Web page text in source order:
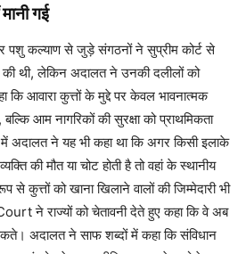
गई
पशु कल्याण से जुड़े संगठनों ने सुप्रीम कोर्ट से
की थी, लेकिन अदालत ने उनकी दलीलों को
कि आवारा कुत्तों के मुद्दे पर केवल भावनात्मक
बल्कि आम नागरिकों की सुरक्षा को प्राथमिकता
अदालत ने यह भी कहा था कि अगर किसी इलाके
की मौत या चोट होती है तो वहां के स्थानीय
कुत्तों को खाना खिलाने वालों की जिम्मेदारी भी
ने राज्यों को चेतावनी देते हुए कहा कि वे अब
अदालत ने साफ शब्दों में कहा कि संविधान